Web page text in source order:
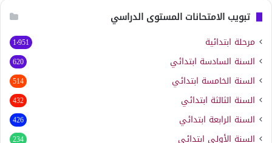
تبويب الامتحانات المستوى الدراسي
مرحلة ابتدائية 1٬951
السنة السادسة ابتدائي 620
السنة الخامسة ابتدائي 514
السنة الثالثة ابتدائي 432
السنة الرابعة ابتدائي 426
السنة الأولى ابتدائي 234